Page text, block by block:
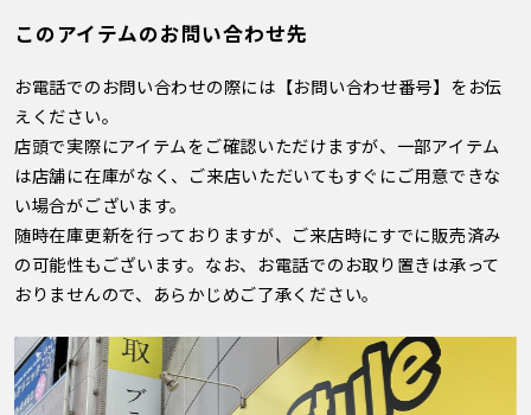
このアイテムのお問い合わせ先
お電話でのお問い合わせの際には【お問い合わせ番号】をお伝
えください。
店頭で実際にアイテムをご確認いただけますが、一部アイテム
は店舗に在庫がなく、ご来店いただいてもすぐにご用意できな
い場合がございます。
随時在庫更新を行っておりますが、ご来店時にすでに販売済み
の可能性もございます。なお、お電話でのお取り置きは承って
おりませんので、あらかじめご了承ください。